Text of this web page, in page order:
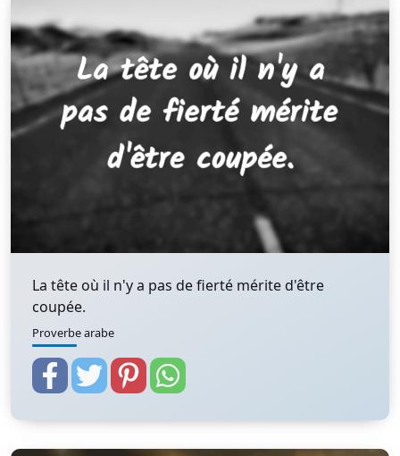
La tête où il n'y a pas de fierté mérite d'être
coupée.
Proverbe arabe